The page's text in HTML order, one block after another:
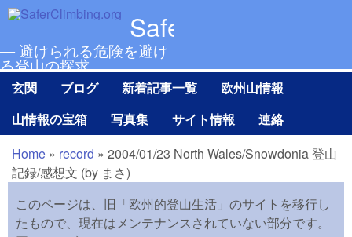
メインコンテンツに移動
SaferClimbing.org
— 避けられる危険を避け
る登山の探求
Main menu Ja
玄関 ブログ 新着記事一覧
欧州山情報
山情報の宝箱
写真集 サイト情報 連絡
現在地
Home » record » 2004/01/23 North Wales/Snowdonia 登山
記録/感想文 (by まさ)
このページは、旧「欧州的登山生活」のサイトを移行し
たもので、現在はメンテナンスされていない部分です。